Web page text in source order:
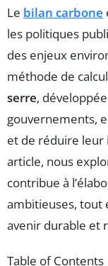
Le bilan carbone
les politiques
des enjeux
méthode de
serre,
gouvernements,
et de réduire leur
article, nous
contribue à
ambitieuses, tout
avenir durable et
Table of Contents